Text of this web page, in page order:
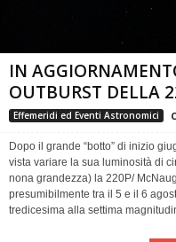
IN
OUTBURST DELLA
Effemeridi ed Eventi Astronomici
Dopo il grande “botto” di inizio
vista variare la sua luminosità di
nona grandezza) la 220P/
presumibilmente tra il 5 e il 6
tredicesima alla settima